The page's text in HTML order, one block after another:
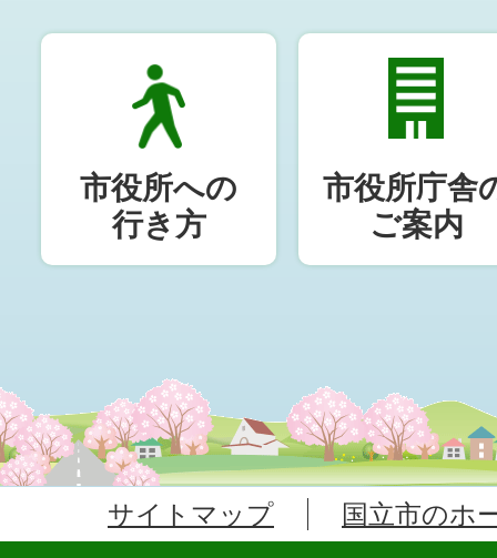
市役所への
行き方
市役所庁舎
ご案内
サイトマップ 国立市のホ